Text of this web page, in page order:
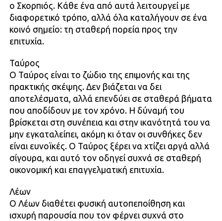
ο Σκορπιός. Κάθε ένα από αυτά λειτουργεί με
διαφορετικό τρόπο, αλλά όλα καταλήγουν σε ένα
κοινό σημείο: τη σταθερή πορεία προς την
επιτυχία.
Ταύρος
Ο Ταύρος είναι το ζώδιο της επιμονής και της
πρακτικής σκέψης. Δεν βιάζεται να δει
αποτελέσματα, αλλά επενδύει σε σταθερά βήματα
που αποδίδουν με τον χρόνο. Η δύναμή του
βρίσκεται στη συνέπεια και στην ικανότητά του να
μην εγκαταλείπει, ακόμη κι όταν οι συνθήκες δεν
είναι ευνοϊκές. Ο Ταύρος ξέρει να χτίζει αργά αλλά
σίγουρα, και αυτό τον οδηγεί συχνά σε σταθερή
οικονομική και επαγγελματική επιτυχία.
Λέων
Ο Λέων διαθέτει φυσική αυτοπεποίθηση και
ισχυρή παρουσία που τον φέρνει συχνά στο